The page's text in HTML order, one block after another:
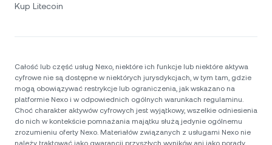
Kup Litecoin
Całość lub część usług Nexo, niektóre ich funkcje lub niektóre aktywa
cyfrowe nie są dostępne w niektórych jurysdykcjach, w tym tam, gdzie
mogą obowiązywać restrykcje lub ograniczenia, jak wskazano na
platformie Nexo i w odpowiednich ogólnych warunkach regulaminu.
Choć charakter aktywów cyfrowych jest wyjątkowy, wszelkie odniesienia
do nich w kontekście pomnażania majątku służą jedynie ogólnemu
zrozumieniu oferty Nexo. Materiałów związanych z usługami Nexo nie
należy traktować jako gwarancji przyszłych wyników ani jako porady